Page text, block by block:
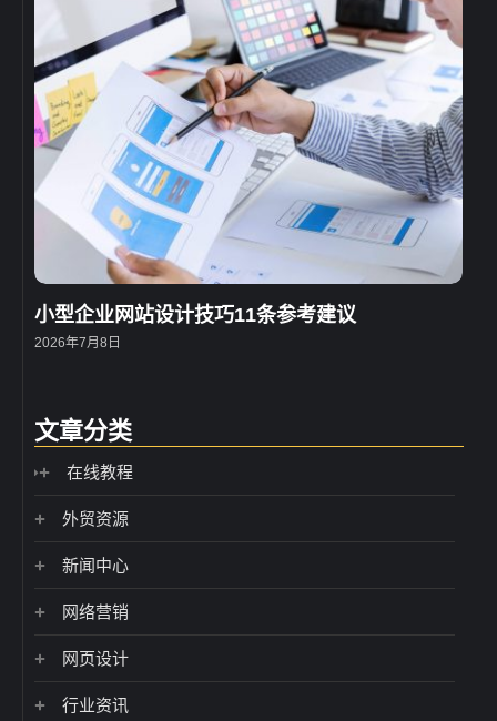
小型企业网站设计技巧11条参考建议
2026年7月8日
文章分类
在线教程
外贸资源
新闻中心
网络营销
网页设计
行业资讯